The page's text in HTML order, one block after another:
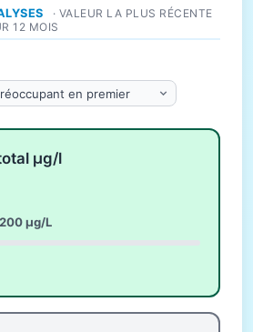
· VALEUR LA PLUS RÉCENTE
12 MOIS
µg/l
µg/L